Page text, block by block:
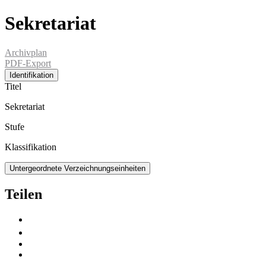
Sekretariat
Archivplan
PDF-Export
Identifikation
Titel
Sekretariat
Stufe
Klassifikation
Untergeordnete Verzeichnungseinheiten
Teilen